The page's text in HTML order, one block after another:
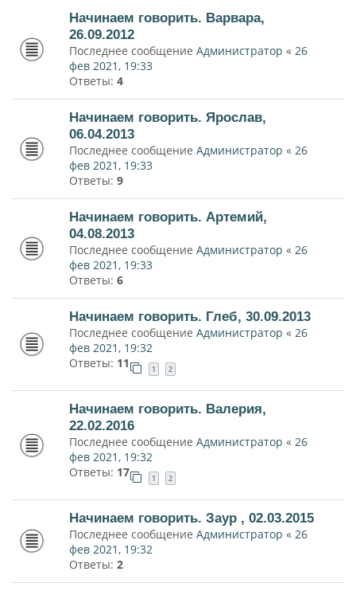
Начинаем говорить. Варвара,
26.09.2012
Последнее сообщение Администратор « 26
фев 2021, 19:33
Ответы: 4
Начинаем говорить. Ярослав,
06.04.2013
Последнее сообщение Администратор « 26
фев 2021, 19:33
Ответы: 9
Начинаем говорить. Артемий,
04.08.2013
Последнее сообщение Администратор « 26
фев 2021, 19:33
Ответы: 6
Начинаем говорить. Глеб, 30.09.2013
Последнее сообщение Администратор « 26
фев 2021, 19:32
Ответы: 11 1 2
Начинаем говорить. Валерия,
22.02.2016
Последнее сообщение Администратор « 26
фев 2021, 19:32
Ответы: 17 1 2
Начинаем говорить. Заур , 02.03.2015
Последнее сообщение Администратор « 26
фев 2021, 19:32
Ответы: 2